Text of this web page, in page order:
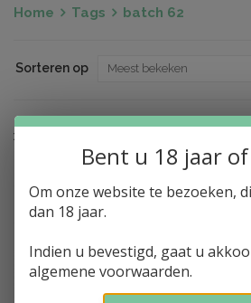
Home Tags batch 62
Sorteren op
Nothing found
Bent u 18 jaar
Om onze website te bezoeken,
dan 18 jaar.
Indien u bevestigd, gaat u
algemene voorwaarden.